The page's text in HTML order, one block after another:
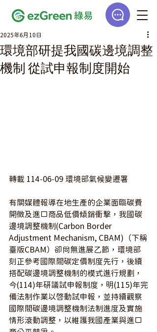
環境部研提我國碳邊境調整
機制 從試申報制度開始
2025年6月10日
轉載 114-06-09 環境部氣候變遷署
有關媒體報導在地生產的企業面臨碳費
開徵及進口商品低價傾銷衝擊，我國碳
邊境調整機制(Carbon Border
Adjustment Mechanism, CBAM)（下稱
臺版CBAM）卻尚無進展乙節，環境部
刻正參考國際間碳定價制度先行，後續
搭配碳邊境調整機制的模式進行規劃，
今(114)年研議試申報制度，明(115)年完
備法制作業以啟動試申報，並持續觀察
國際間碳邊境調整機制法制進度及實施
情形滾動調整，以維護我國產業與進口